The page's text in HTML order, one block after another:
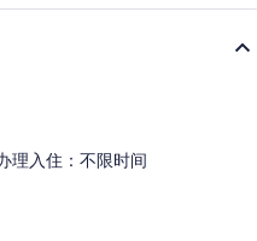
理入住：不限时间